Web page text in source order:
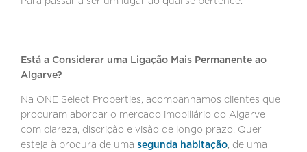
Está a Considerar uma Ligação Mais Permanente ao
Algarve?
Na ONE Select Properties, acompanhamos clientes que
procuram abordar o mercado imobiliário do Algarve
com clareza, discrição e visão de longo prazo. Quer
esteja à procura de uma segunda habitação, de uma